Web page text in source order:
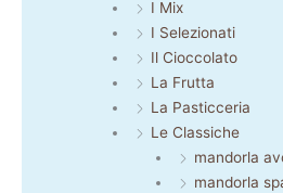
I Mix
I Selezionati
Il Cioccolato
La Frutta
La Pasticceria
Le Classiche
mandorla
mandorla